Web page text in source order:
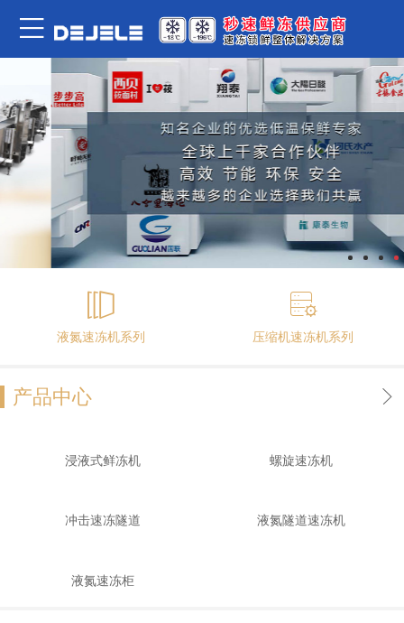
液氮速冻机系列 压缩机速冻机系列
产品中心
浸液式鲜冻机 螺旋速冻机
冲击速冻隧道 液氮隧道速冻机
液氮速冻柜